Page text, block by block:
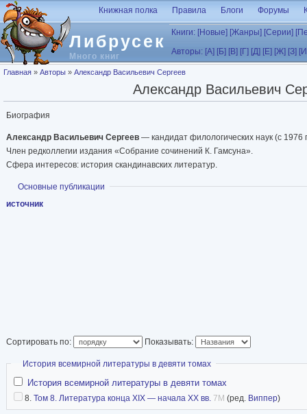
Перейти к основному содержанию
Либрусек
Много книг
Книжная полка Правила Блоги Форумы
Книги: [Новые] [Жанры] [Серии]
Авторы: [А] [Б] [В] [Г] [Д] [Е] [Ж] [З]
Вы здесь
Главная » Авторы » Александр Васильевич Сергеев
Александр Васильевич
Биография
Александр Васильевич Сергеев — кандидат филологических наук (с 1976
Член редколлегии издания «Собрание сочинений К. Гамсуна».
Сфера интересов: история скандинавских литератур.
Показать
Основные публикации
источник
Сортировать по: Показывать:
Скрыть
История всемирной литературы в девяти томах
История всемирной литературы в девяти томах
8. Том 8. Литература конца XIX — начала XX вв. 7M (ред. Виппер)